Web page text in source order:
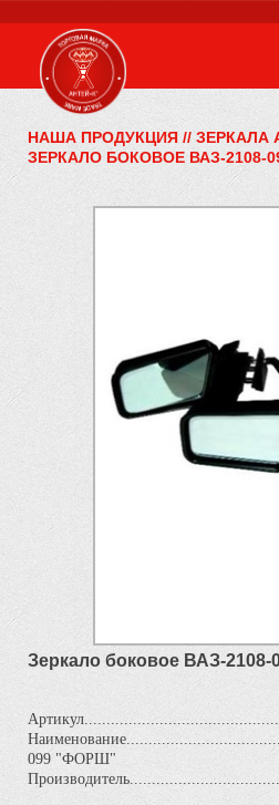
НАША ПРОДУКЦИЯ // ЗЕРКАЛА
ЗЕРКАЛО БОКОВОЕ ВАЗ-2108-
Зеркало боковое ВАЗ-
099 "ФОРШ"